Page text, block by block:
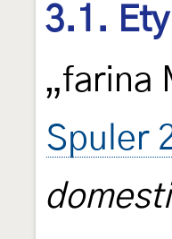
3.1.
„farina
Spuler